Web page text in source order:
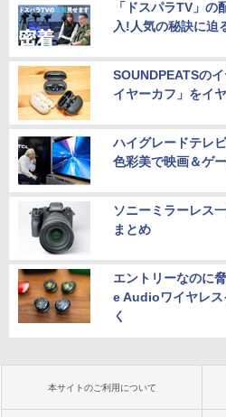
64bit】中古/
く
リモートワ
pc ミニPC
「ドスパラTV」の
入!人気の秘訣に迫
SOUNDPEATSの
イヤーカフ」をイ
ハイグレードテレ
色彩美で映画＆ゲ
ソニーミラーレス
まとめ
エントリーなのに
e Audioワイヤレス
く
本サイトのご利用について